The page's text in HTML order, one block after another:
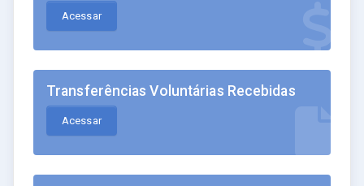
Acessar
Transferências Voluntárias Recebidas
Acessar